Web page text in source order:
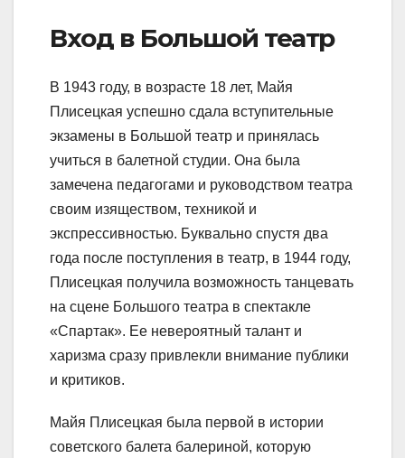
Вход в Большой театр
В 1943 году, в возрасте 18 лет, Майя
Плисецкая успешно сдала вступительные
экзамены в Большой театр и принялась
учиться в балетной студии. Она была
замечена педагогами и руководством театра
своим изяществом, техникой и
экспрессивностью. Буквально спустя два
года после поступления в театр, в 1944 году,
Плисецкая получила возможность танцевать
на сцене Большого театра в спектакле
«Спартак». Ее невероятный талант и
харизма сразу привлекли внимание публики
и критиков.
Майя Плисецкая была первой в истории
советского балета балериной, которую